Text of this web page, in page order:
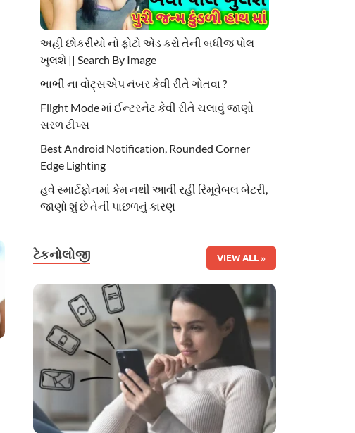
અહી છોકરીયો નો ફોટો એડ કરો તેની બધીજ પોલ
ખુલશે || Search By Image
ભાભી ના વોટ્સએપ નંબર કેવી રીતે ગોતવા ?
Flight Mode માં ઈન્ટરનેટ કેવી રીતે ચલાવું જાણો
સરળ ટીપ્સ
Best Android Notification, Rounded Corner
Edge Lighting
હવે સ્માર્ટફોનમાં કેમ નથી આવી રહી રિમૂવેબલ બેટરી,
જાણો શું છે તેની પાછળનું કારણ
ટેકનોલોજી VIEW ALL